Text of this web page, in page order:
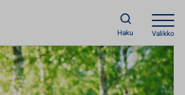
Haku Valikko